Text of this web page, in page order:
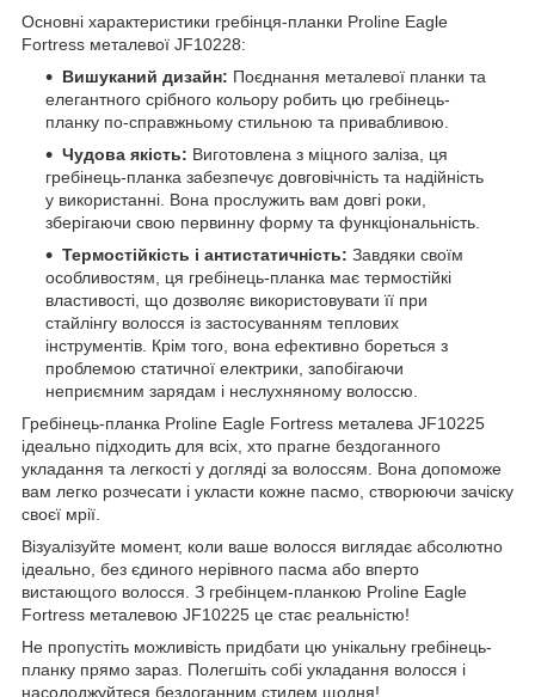
Основні характеристики гребінця-планки Proline Eagle
Fortress металевої JF10228:
Вишуканий дизайн: Поєднання металевої планки та
елегантного срібного кольору робить цю гребінець-
планку по-справжньому стильною та привабливою.
Чудова якість: Виготовлена з міцного заліза, ця
гребінець-планка забезпечує довговічність та надійність
у використанні. Вона прослужить вам довгі роки,
зберігаючи свою первинну форму та функціональність.
Термостійкість і антистатичність: Завдяки своїм
особливостям, ця гребінець-планка має термостійкі
властивості, що дозволяє використовувати її при
стайлінгу волосся із застосуванням теплових
інструментів. Крім того, вона ефективно бореться з
проблемою статичної електрики, запобігаючи
неприємним зарядам і неслухняному волоссю.
Гребінець-планка Proline Eagle Fortress металева JF10225
ідеально підходить для всіх, хто прагне бездоганного
укладання та легкості у догляді за волоссям. Вона допоможе
вам легко розчесати і укласти кожне пасмо, створюючи зачіску
своєї мрії.
Візуалізуйте момент, коли ваше волосся виглядає абсолютно
ідеально, без єдиного нерівного пасма або вперто
вистающого волосся. З гребінцем-планкою Proline Eagle
Fortress металевою JF10225 це стає реальністю!
Не пропустіть можливість придбати цю унікальну гребінець-
планку прямо зараз. Полегшіть собі укладання волосся і
насолоджуйтеся бездоганним стилем щодня!